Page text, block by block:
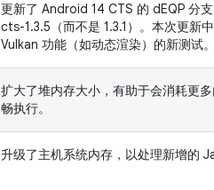
更新了 Android 14 CTS 的 dEQP 分
cts-1.3.5（而不是 1.3.1）。本次更新
Vulkan 功能（如动态渲染）的新测试。
扩大了堆内存大小，有助于会消耗更
畅执行。
升级了主机系统内存，以处理新增的